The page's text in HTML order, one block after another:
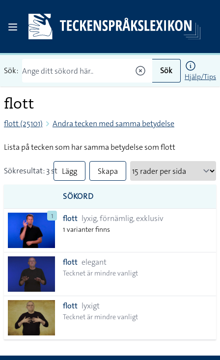
Sök: Sök
Hjälp/Tips
flott
flott (25101) Andra tecken med samma betydelse
Lista på tecken som har samma betydelse som flott
Sökresultat: 3 st Lägg
till
alla i
lista
Skapa
SÖKORD
1 flott lyxig, förnämlig, exklusiv
1 varianter finns
flott elegant
Tecknet är mindre vanligt
flott lyxigt
Tecknet är mindre vanligt